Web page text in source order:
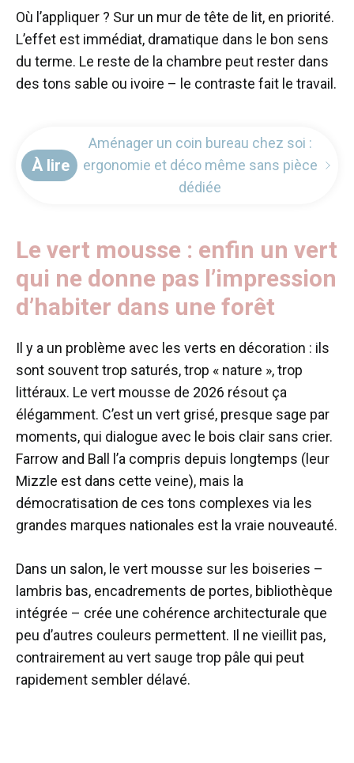
Où l’appliquer ? Sur un mur de tête de lit, en priorité.
L’effet est immédiat, dramatique dans le bon sens
du terme. Le reste de la chambre peut rester dans
des tons sable ou ivoire – le contraste fait le travail.
À lire
Aménager un coin bureau chez soi :
ergonomie et déco même sans pièce
dédiée
Le vert mousse : enfin un vert
qui ne donne pas l’impression
d’habiter dans une forêt
Il y a un problème avec les verts en décoration : ils
sont souvent trop saturés, trop « nature », trop
littéraux. Le vert mousse de 2026 résout ça
élégamment. C’est un vert grisé, presque sage par
moments, qui dialogue avec le bois clair sans crier.
Farrow and Ball l’a compris depuis longtemps (leur
Mizzle est dans cette veine), mais la
démocratisation de ces tons complexes via les
grandes marques nationales est la vraie nouveauté.
Dans un salon, le vert mousse sur les boiseries –
lambris bas, encadrements de portes, bibliothèque
intégrée – crée une cohérence architecturale que
peu d’autres couleurs permettent. Il ne vieillit pas,
contrairement au vert sauge trop pâle qui peut
rapidement sembler délavé.